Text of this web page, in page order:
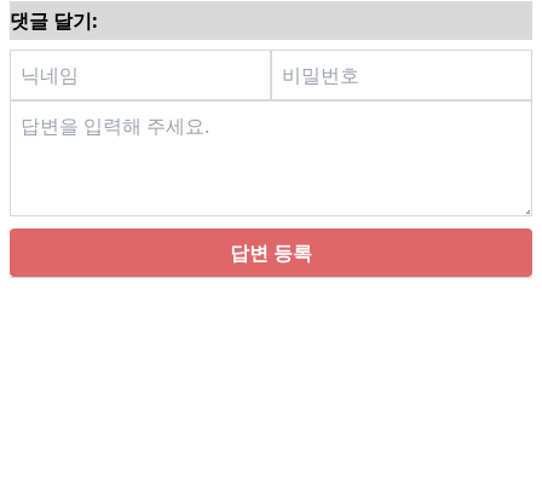
댓글 달기:
답변 등록